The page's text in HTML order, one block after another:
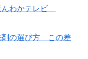
わかテレビ
剤の選び方 この差